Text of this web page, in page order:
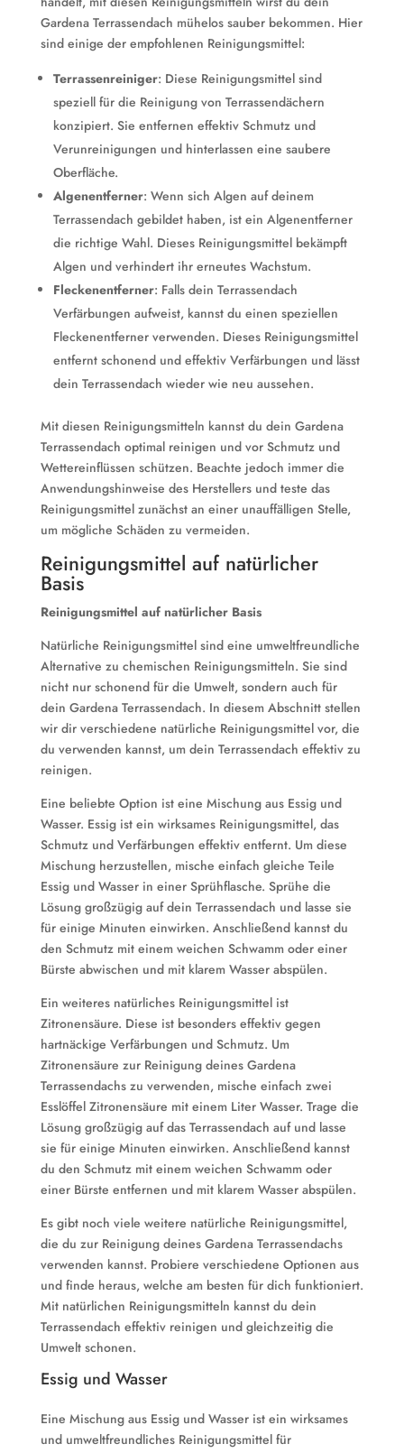
Gardena Terrassendach mühelos sauber bekommen. Hier
sind einige der empfohlenen Reinigungsmittel:
Terrassenreiniger: Diese Reinigungsmittel sind
speziell für die Reinigung von Terrassendächern
konzipiert. Sie entfernen effektiv Schmutz und
Verunreinigungen und hinterlassen eine saubere
Oberfläche.
Algenentferner: Wenn sich Algen auf deinem
Terrassendach gebildet haben, ist ein Algenentferner
die richtige Wahl. Dieses Reinigungsmittel bekämpft
Algen und verhindert ihr erneutes Wachstum.
Fleckenentferner: Falls dein Terrassendach
Verfärbungen aufweist, kannst du einen speziellen
Fleckenentferner verwenden. Dieses Reinigungsmittel
entfernt schonend und effektiv Verfärbungen und lässt
dein Terrassendach wieder wie neu aussehen.
Mit diesen Reinigungsmitteln kannst du dein Gardena
Terrassendach optimal reinigen und vor Schmutz und
Wettereinflüssen schützen. Beachte jedoch immer die
Anwendungshinweise des Herstellers und teste das
Reinigungsmittel zunächst an einer unauffälligen Stelle,
um mögliche Schäden zu vermeiden.
Reinigungsmittel auf natürlicher
Basis
Reinigungsmittel auf natürlicher Basis
Natürliche Reinigungsmittel sind eine umweltfreundliche
Alternative zu chemischen Reinigungsmitteln. Sie sind
nicht nur schonend für die Umwelt, sondern auch für
dein Gardena Terrassendach. In diesem Abschnitt stellen
wir dir verschiedene natürliche Reinigungsmittel vor, die
du verwenden kannst, um dein Terrassendach effektiv zu
reinigen.
Eine beliebte Option ist eine Mischung aus Essig und
Wasser. Essig ist ein wirksames Reinigungsmittel, das
Schmutz und Verfärbungen effektiv entfernt. Um diese
Mischung herzustellen, mische einfach gleiche Teile
Essig und Wasser in einer Sprühflasche. Sprühe die
Lösung großzügig auf dein Terrassendach und lasse sie
für einige Minuten einwirken. Anschließend kannst du
den Schmutz mit einem weichen Schwamm oder einer
Bürste abwischen und mit klarem Wasser abspülen.
Ein weiteres natürliches Reinigungsmittel ist
Zitronensäure. Diese ist besonders effektiv gegen
hartnäckige Verfärbungen und Schmutz. Um
Zitronensäure zur Reinigung deines Gardena
Terrassendachs zu verwenden, mische einfach zwei
Esslöffel Zitronensäure mit einem Liter Wasser. Trage die
Lösung großzügig auf das Terrassendach auf und lasse
sie für einige Minuten einwirken. Anschließend kannst
du den Schmutz mit einem weichen Schwamm oder
einer Bürste entfernen und mit klarem Wasser abspülen.
Es gibt noch viele weitere natürliche Reinigungsmittel,
die du zur Reinigung deines Gardena Terrassendachs
verwenden kannst. Probiere verschiedene Optionen aus
und finde heraus, welche am besten für dich funktioniert.
Mit natürlichen Reinigungsmitteln kannst du dein
Terrassendach effektiv reinigen und gleichzeitig die
Umwelt schonen.
Essig und Wasser
Eine Mischung aus Essig und Wasser ist ein wirksames
und umweltfreundliches Reinigungsmittel für